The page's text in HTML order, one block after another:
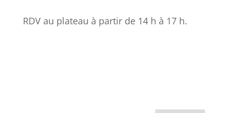
RDV au plateau à partir de 14 h à 17 h.